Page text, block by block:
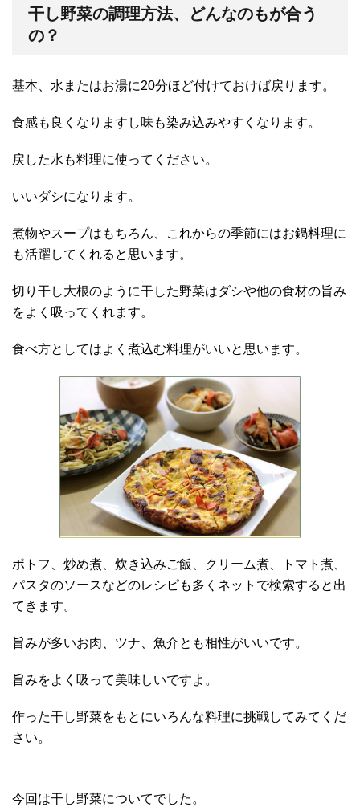
干し野菜の調理方法、どんなのもが合う
の？
基本、水またはお湯に20分ほど付けておけば戻ります。
食感も良くなりますし味も染み込みやすくなります。
戻した水も料理に使ってください。
いいダシになります。
煮物やスープはもちろん、これからの季節にはお鍋料理に
も活躍してくれると思います。
切り干し大根のように干した野菜はダシや他の食材の旨み
をよく吸ってくれます。
食べ方としてはよく煮込む料理がいいと思います。
ポトフ、炒め煮、炊き込みご飯、クリーム煮、トマト煮、
パスタのソースなどのレシピも多くネットで検索すると出
てきます。
旨みが多いお肉、ツナ、魚介とも相性がいいです。
旨みをよく吸って美味しいですよ。
作った干し野菜をもとにいろんな料理に挑戦してみてくだ
さい。
今回は干し野菜についてでした。